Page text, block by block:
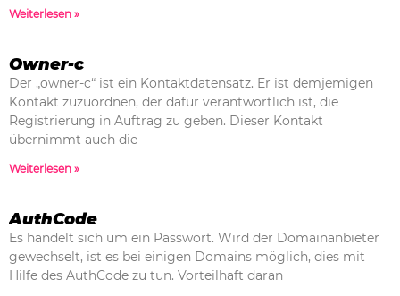
Weiterlesen »
Owner-c
Der „owner-c“ ist ein Kontaktdatensatz. Er ist demjemigen
Kontakt zuzuordnen, der dafür verantwortlich ist, die
Registrierung in Auftrag zu geben. Dieser Kontakt
übernimmt auch die
Weiterlesen »
AuthCode
Es handelt sich um ein Passwort. Wird der Domainanbieter
gewechselt, ist es bei einigen Domains möglich, dies mit
Hilfe des AuthCode zu tun. Vorteilhaft daran